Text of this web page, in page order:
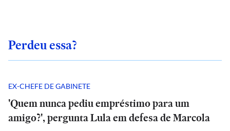
Perdeu essa?
EX-CHEFE DE GABINETE
'Quem nunca pediu empréstimo para um
amigo?', pergunta Lula em defesa de Marcola